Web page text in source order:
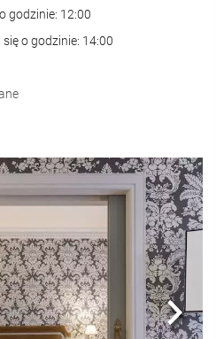
godzinie: 12:00
o godzinie: 14:00